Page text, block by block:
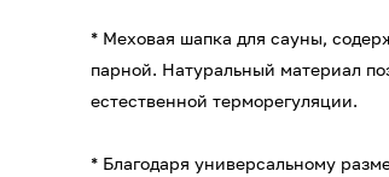
* Меховая шапка для сауны,
парной. Натуральный материал
естественной терморегуляции.
* Благодаря универсальному